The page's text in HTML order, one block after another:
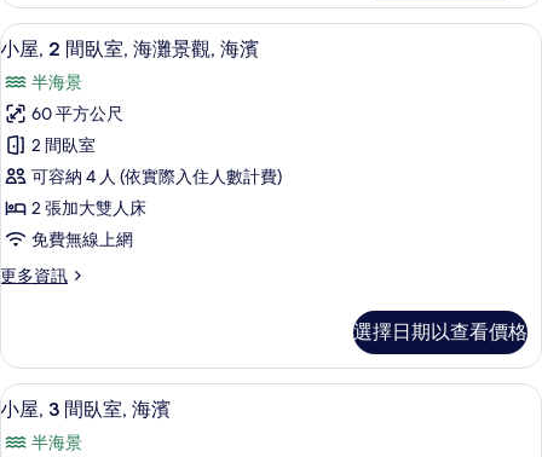
的
所
有
相
片
房,
按
浴
缸
的
詳
情
顯
小
屋,
2
間
臥
室,
海
景
觀,
海
濱
小屋, 2 間臥室, 海灘景觀, 海濱 | 露台/
7
小屋, 2 間臥室, 海灘景觀, 海濱
半海景
60 平方公尺
2 間臥室
可容納 4 人 (依實際入住人數計費)
2 張加大雙人床
免費無線上網
更多資訊
更
2
間
臥
海
選擇日期以查看價格
顯 6
小屋, 3 間臥室, 海濱
半海景